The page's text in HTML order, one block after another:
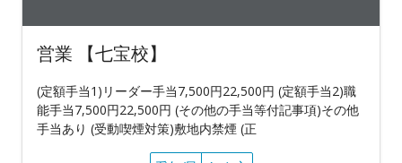
営業 【七宝校】
(定額手当1)リーダー手当7,500円22,500円 (定額手当2)職
能手当7,500円22,500円 (その他の手当等付記事項)その他
手当あり (受動喫煙対策)敷地内禁煙 (正